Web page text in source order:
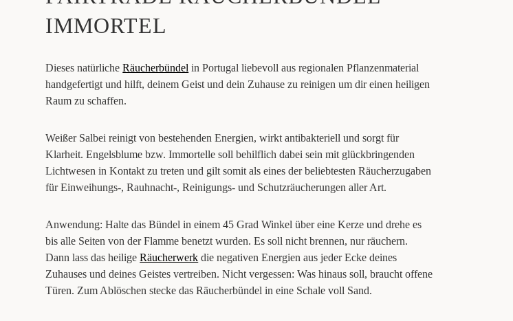
IMMORTEL
Dieses natürlicheRäucherbündel in Portugal liebevoll aus regionalen Pflanzenmaterial
handgefertigt und hilft, deinem Geist und dein Zuhause zu reinigen um dir einen heiligen
Raum zu schaffen.
Weißer Salbei reinigt von bestehenden Energien, wirkt antibakteriell und sorgt für
Klarheit. Engelsblume bzw. Immortelle soll behilflich dabei sein mit glückbringenden
Lichtwesen in Kontakt zu treten und gilt somit als eines der beliebtesten Räucherzugaben
für Einweihungs-, Rauhnacht-, Reinigungs- und Schutzräucherungen aller Art.
Anwendung: Halte das Bündel in einem 45 Grad Winkel über eine Kerze und drehe es
bis alle Seiten von der Flamme benetzt wurden. Es soll nicht brennen, nur räuchern.
Dann lass das heiligeRäucherwerk die negativen Energien aus jeder Ecke deines
Zuhauses und deines Geistes vertreiben. Nicht vergessen: Was hinaus soll, braucht offene
Türen. Zum Ablöschen stecke das Räucherbündel in eine Schale voll Sand.